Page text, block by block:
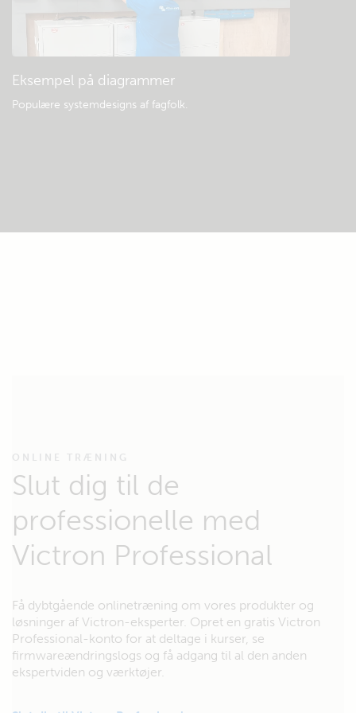
Eksempel på diagrammer
Populære systemdesigns af fagfolk.
ONLINE TRÆNING
Slut dig til de
professionelle med
Victron Professional
Få dybtgående onlinetræning om vores produkter og
løsninger af Victron-eksperter. Opret en gratis Victron
Professional-konto for at deltage i kurser, se
firmwareændringslogs og få adgang til al den anden
ekspertviden og værktøjer.